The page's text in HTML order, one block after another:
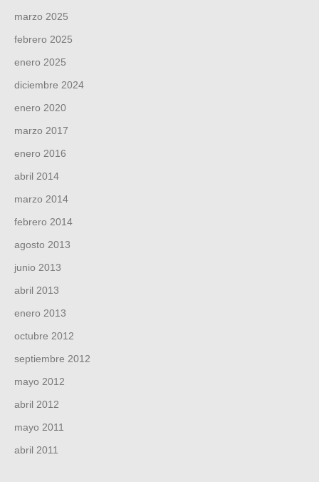
marzo 2025
febrero 2025
enero 2025
diciembre 2024
enero 2020
marzo 2017
enero 2016
abril 2014
marzo 2014
febrero 2014
agosto 2013
junio 2013
abril 2013
enero 2013
octubre 2012
septiembre 2012
mayo 2012
abril 2012
mayo 2011
abril 2011